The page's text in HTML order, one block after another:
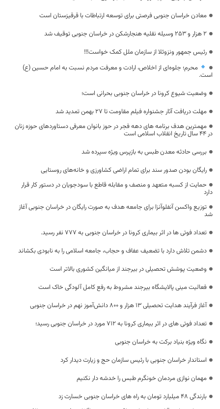
معادن خراسان جنوبی فرصتی برای توسعه ارتباطات با قرقیزستان است
۲ هزار و ۲۵۳ وسیله نقلیه هنجارشکن در خراسان جنوبی توقیف شد
رئیس جمهور ونزوئلا از سازمان ملل کمک خواست!!!
محرم؛ جلوه‌ای از اخلاص، ارادت و معرفت مردم نسبت به امام حسین (ع)
است.
وضعیت شیوع کرونا در خراسان جنوبی بحرانی است؛
مهلت دریافت آثار جشنواره فیلم مقاومت تا 27 بهمن تمدید شد
مهمترین هدف برنامه های دهه فجر در حوز بانوان معرفی دستاوردهای حوزه زنان
در ۴۴ سال تاریخ انقلاب اسلامی است
بررسی حادثه معدن طبس به بازپرس ویژه سپرده شد
رایگان بودن صدور سند برای تمام اراضی کشاورزی و خانه‌های روستایی
حمایت از کسبه متعهد و منصف و مقابله قاطع با سودجویان در دستور کار قرار
دارد
توزیع واکسن آنفلوآنزا برای جامعه هدف به صورت رایگان در خراسان جنوبی آغاز
شد
تعداد فوتی ها در اثر بیماری کرونا در خراسان جنوبی به 777 نفر رسید.
دشمن تلاش دارد با تضعیف عفاف و حجاب، جامعه اسلامی را به نابودی بکشاند
وضعیت پوشش تحصیلی در بیرجند از میانگین کشوری بالاتر است
فعالیت مینی پالایشگاه بیرجند مشروط به رفع کامل آلودگی خاک است
آغاز فرآیند هدایت تحصیلی ۱۳ هزار و ۸۰۰ دانش‌آموز نهم در خراسان جنوبی
تعداد فوتی های در اثر بیماری کرونا به 712 مورد در خراسان جنوبی رسید؛
نگاه ویژه بنیاد برکت به خراسان جنوبی
استاندار خراسان جنوبی با رئیس سازمان حج و زیارت دیدار کرد
مهمان نوازی مردمان خونگرم طبس را خدشه دار نکنیم
بارندگی 48 میلیارد تومان به راه های خراسان جنوبی خسارت زد